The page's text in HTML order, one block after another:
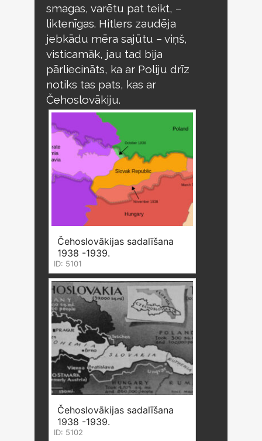
smagas, varētu pat teikt, –
liktenīgas. Hitlers zaudēja
jebkādu mēra sajūtu – viņš,
visticamāk, jau tad bija
pārliecināts, ka ar Poliju drīz
notiks tas pats, kas ar
Čehoslovākiju.
Čehoslovākijas sadalīšana
1938 -1939.
ID: 5101
Čehoslovākijas sadalīšana
1938 -1939.
ID: 5102